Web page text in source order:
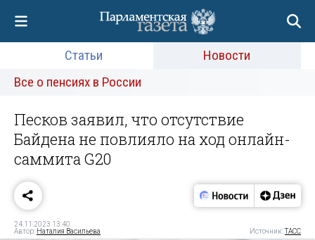
Статьи
Новости
Все о пенсиях в России
Песков заявил, что отсутствие
Байдена не повлияло на ход онлайн-
саммита G20
24.11.2023 13:40
Автор: Наталия Васильева Источник:ТАСС